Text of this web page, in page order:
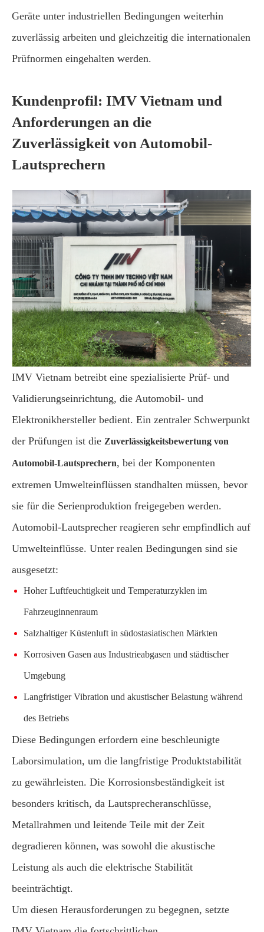
Geräte unter industriellen Bedingungen weiterhin
zuverlässig arbeiten und gleichzeitig die internationalen
Prüfnormen eingehalten werden.
Kundenprofil: IMV Vietnam und
Anforderungen an die
Zuverlässigkeit von Automobil-
Lautsprechern
IMV Vietnam betreibt eine spezialisierte Prüf- und
Validierungseinrichtung, die Automobil- und
Elektronikhersteller bedient. Ein zentraler Schwerpunkt
der Prüfungen ist die Zuverlässigkeitsbewertung von
Automobil-Lautsprechern, bei der Komponenten
extremen Umwelteinflüssen standhalten müssen, bevor
sie für die Serienproduktion freigegeben werden.
Automobil-Lautsprecher reagieren sehr empfindlich auf
Umwelteinflüsse. Unter realen Bedingungen sind sie
ausgesetzt:
Hoher Luftfeuchtigkeit und Temperaturzyklen im
Fahrzeuginnenraum
Salzhaltiger Küstenluft in südostasiatischen Märkten
Korrosiven Gasen aus Industrieabgasen und städtischer
Umgebung
Langfristiger Vibration und akustischer Belastung während
des Betriebs
Diese Bedingungen erfordern eine beschleunigte
Laborsimulation, um die langfristige Produktstabilität
zu gewährleisten. Die Korrosionsbeständigkeit ist
besonders kritisch, da Lautsprecheranschlüsse,
Metallrahmen und leitende Teile mit der Zeit
degradieren können, was sowohl die akustische
Leistung als auch die elektrische Stabilität
beeinträchtigt.
Um diesen Herausforderungen zu begegnen, setzte